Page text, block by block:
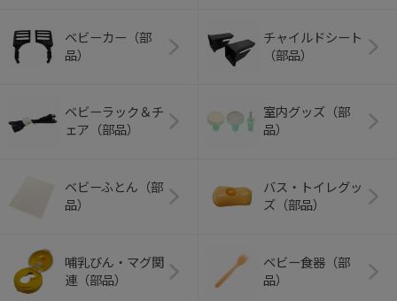
ベビーカー（部
品）
チャイルドシート
（部品）
ベビーラック＆チ
ェア（部品）
室内グッズ（部
品）
ベビーふとん（部
品）
バス・トイレグッ
ズ（部品）
哺乳びん・マグ関
連（部品）
ベビー食器（部
品）